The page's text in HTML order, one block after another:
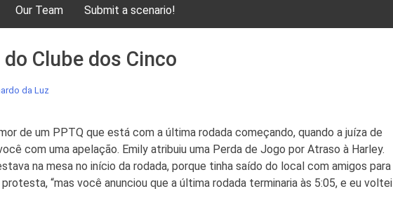
Our Team Submit a scenario!
Clube dos Cinco
da Luz
de um PPTQ que está com a última rodada começando, quando a juíza de
com uma apelação. Emily atribuiu uma Perda de Jogo por Atraso à Harley.
na mesa no início da rodada, porque tinha saído do local com amigos para
“mas você anunciou que a última rodada terminaria às 5:05, e eu voltei